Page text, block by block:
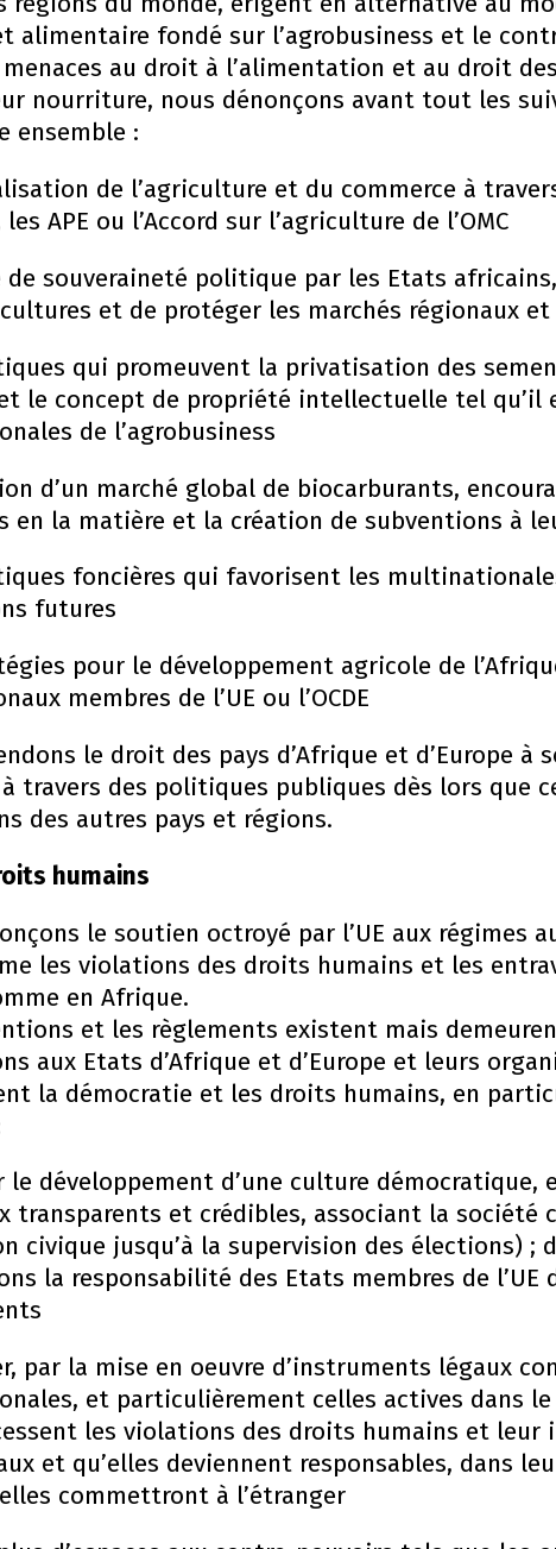
alimentaire fondé sur l’agrobusiness et le
menaces au droit à l’alimentation et au droit
nourriture, nous dénonçons avant tout les
ensemble :
de l’agriculture et du commerce à
les APE ou l’Accord sur l’agriculture de l’OMC
de souveraineté politique par les Etats
et de protéger les marchés régionaux et
qui promeuvent la privatisation des
et le concept de propriété intellectuelle tel
de l’agrobusiness
d’un marché global de biocarburants,
en la matière et la création de subventions à
foncières qui favorisent les
futures
pour le développement agricole de
membres de l’UE ou l’OCDE
le droit des pays d’Afrique et d’Europe
travers des politiques publiques dès lors que
des autres pays et régions.
humains
le soutien octroyé par l’UE aux
les violations des droits humains et les
en Afrique.
et les règlements existent mais
aux Etats d’Afrique et d’Europe et leurs
la démocratie et les droits humains, en
le développement d’une culture
transparents et crédibles, associant la société
civique jusqu’à la supervision des élections) ;
la responsabilité des Etats membres de
par la mise en oeuvre d’instruments légaux
et particulièrement celles actives dans
les violations des droits humains et
et qu’elles deviennent responsables, dans
commettront à l’étranger